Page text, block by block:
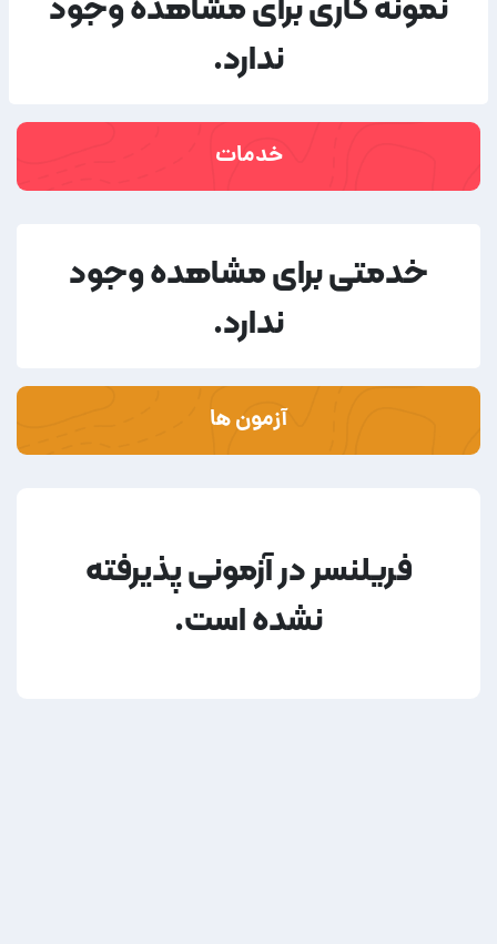
ندارد.
خدمات
خدمتی برای مشاهده وجود
ندارد.
آزمون ها
فریلنسر در آزمونی پذیرفته
نشده است.